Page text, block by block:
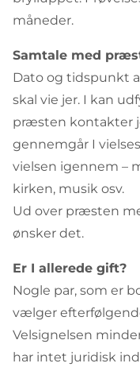
måneder.
Samtale med
Dato og tidspunkt
skal vie jer. I kan
præsten kontakter
gennemgår I
vielsen igennem –
kirken, musik osv.
Ud over præsten
ønsker det.
Er I allerede gift?
Nogle par, som er
vælger
Velsignelsen
har intet juridisk